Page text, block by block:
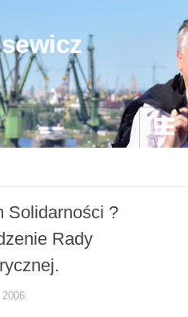
Solidarności ?
Rady
2006